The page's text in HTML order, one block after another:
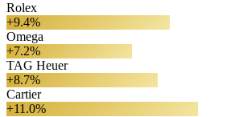
Rolex
+9.4%
Omega
+7.2%
TAG Heuer
+8.7%
Cartier
+11.0%